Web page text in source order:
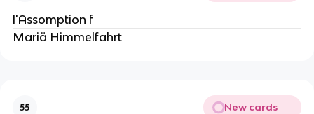
l'Assomption f
Mariä Himmelfahrt
55 New cards